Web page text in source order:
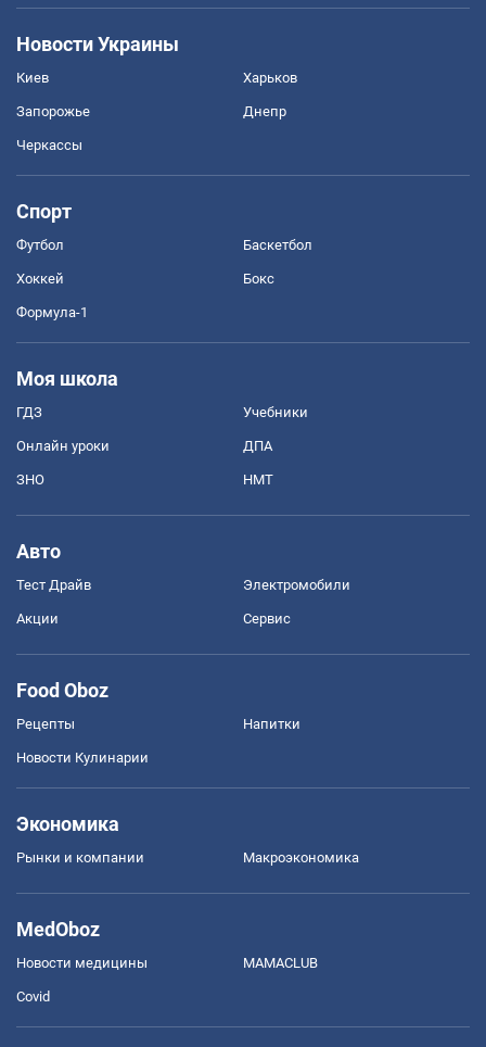
Новости Украины
Киев Харьков
Запорожье Днепр
Черкассы
Спорт
Футбол Баскетбол
Хоккей Бокс
Формула-1
Моя школа
ГДЗ Учебники
Онлайн уроки ДПА
ЗНО НМТ
Авто
Тест Драйв Электромобили
Акции Сервис
Food Oboz
Рецепты Напитки
Новости Кулинарии
Экономика
Рынки и компании Mакроэкономика
MedOboz
Новости медицины MAMACLUB
Covid